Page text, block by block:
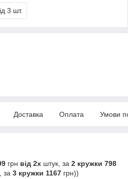
3 шт.
Доставка Оплата Умови
грн від 2х штук, за 2 кружки 798
, за 3 кружки 1167 грн))